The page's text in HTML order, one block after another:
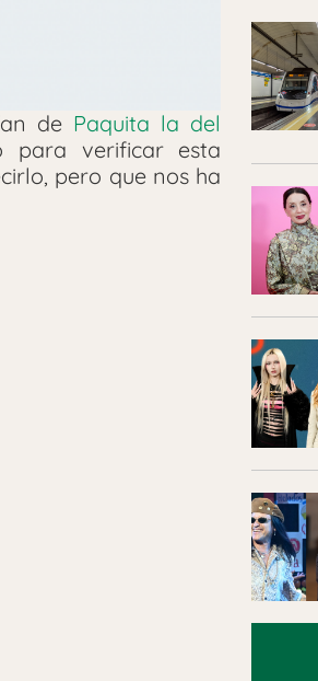
de Paquita la del
para verificar esta
pero que nos ha